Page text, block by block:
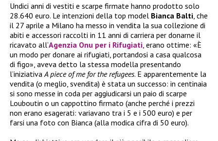
Undici anni di vestiti e scarpe firmate hanno prodotto solo
28.640 euro. Le intenzioni della top model Bianca Balti , che
il 27 aprile a Milano ha messo in vendita la sua collezione di
abiti e accessori raccolti in 11 anni di carriera per donarne il
ricavato all’Agenzia Onu per i Rifugiati , erano ottime: «È
un modo per donare ai rifugiati, portandosi a casa qualcosa
di figo», aveva detto la stessa modella presentando
l’iniziativa A piece of me for the refugees. E apparentemente la
vendita (o meglio, svendita) è stata un successo: in centinaia
si sono messe in coda per aggiudicarsi un paio di scarpe
Louboutin o un cappottino firmato (anche perché i prezzi
non erano esagerati: variavano tra i 5 e i 500 euro) e per
farsi una foto con Bianca (alla modica cifra di 50 euro).